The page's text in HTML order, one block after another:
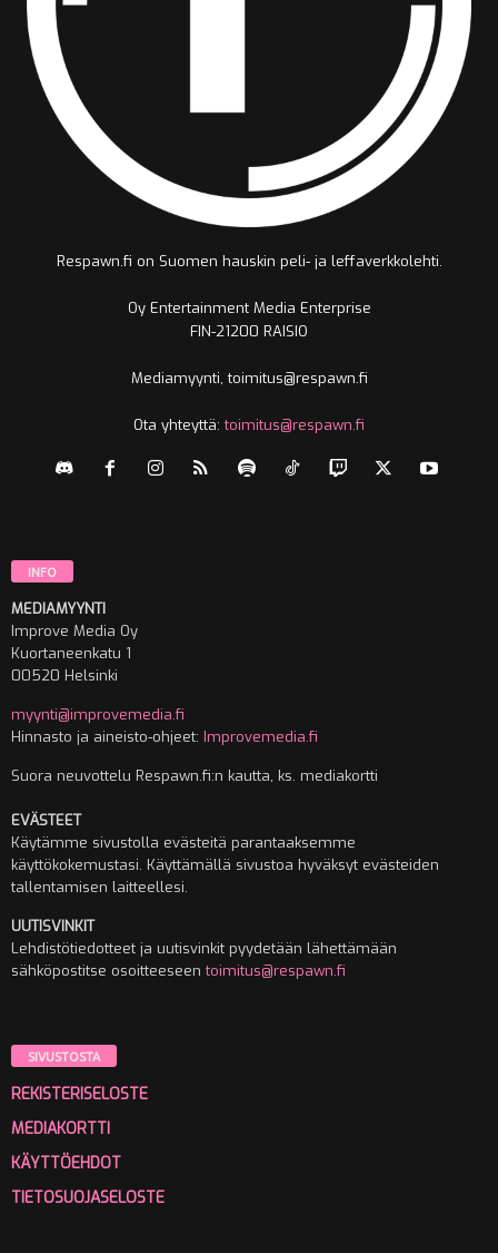
Respawn.fi on Suomen hauskin peli- ja leffaverkkolehti.
Oy Entertainment Media Enterprise
FIN-21200 RAISIO
Mediamyynti, toimitus@respawn.fi
Ota yhteyttä:toimitus@respawn.fi
INFO
MEDIAMYYNTI
Improve Media Oy
Kuortaneenkatu 1
00520 Helsinki
myynti@improvemedia.fi
Hinnasto ja aineisto-ohjeet: Improvemedia.fi
Suora neuvottelu Respawn.fi:n kautta, ks. mediakortti
EVÄSTEET
Käytämme sivustolla evästeitä parantaaksemme
käyttökokemustasi. Käyttämällä sivustoa hyväksyt evästeiden
tallentamisen laitteellesi.
UUTISVINKIT
Lehdistötiedotteet ja uutisvinkit pyydetään lähettämään
sähköpostitse osoitteeseentoimitus@respawn.fi
SIVUSTOSTA
REKISTERISELOSTE
MEDIAKORTTI
KÄYTTÖEHDOT
TIETOSUOJASELOSTE